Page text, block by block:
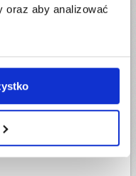
oraz aby analizować
Wszystkie odpady w tym
bandaże; igły.
izoamylu, liście
Edulis, mopfina,
miedzy innymi farby, kwasy,
sodu, rtęć, gal.
Obejmuje również